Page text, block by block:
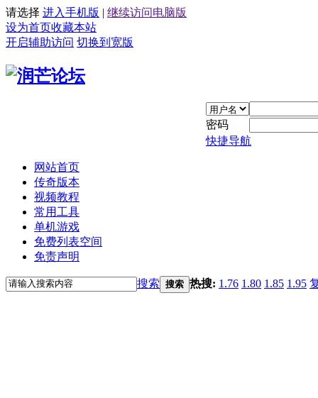
请选择 进入手机版 | 继续访问电脑版
设为首页收藏本站
开启辅助访问 切换到宽版
密码
快捷导航
网站首页
传奇版本
视频教程
常用工具
单机游戏
免费列表空间
免责声明
搜索 搜索 热搜: 1.76 1.80 1.85 1.95